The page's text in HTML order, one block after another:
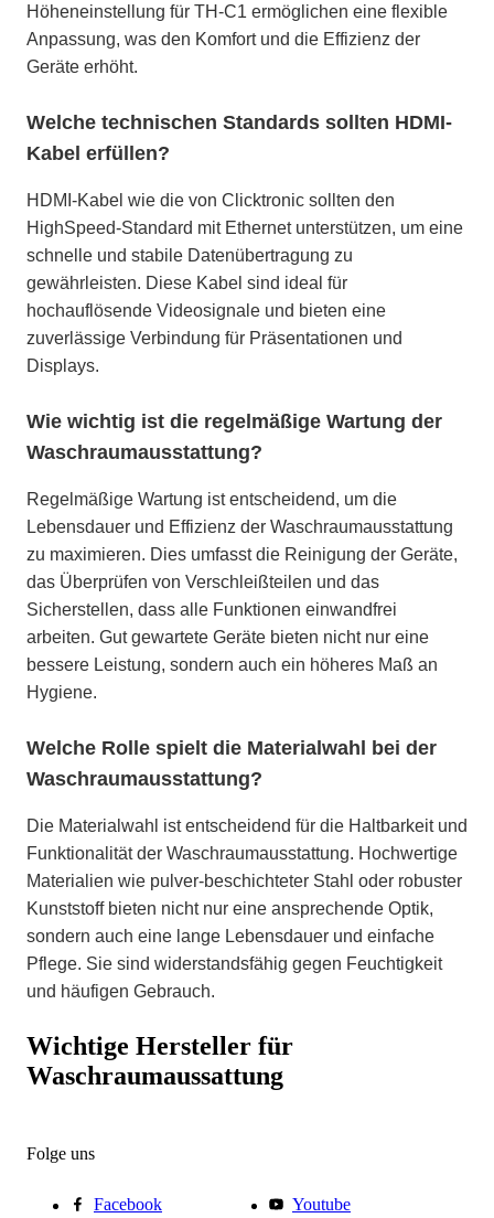
Höheneinstellung für TH-C1 ermöglichen eine flexible
Anpassung, was den Komfort und die Effizienz der
Geräte erhöht.
Welche technischen Standards sollten HDMI-
Kabel erfüllen?
HDMI-Kabel wie die von Clicktronic sollten den
HighSpeed-Standard mit Ethernet unterstützen, um eine
schnelle und stabile Datenübertragung zu
gewährleisten. Diese Kabel sind ideal für
hochauflösende Videosignale und bieten eine
zuverlässige Verbindung für Präsentationen und
Displays.
Wie wichtig ist die regelmäßige Wartung der
Waschraumausstattung?
Regelmäßige Wartung ist entscheidend, um die
Lebensdauer und Effizienz der Waschraumausstattung
zu maximieren. Dies umfasst die Reinigung der Geräte,
das Überprüfen von Verschleißteilen und das
Sicherstellen, dass alle Funktionen einwandfrei
arbeiten. Gut gewartete Geräte bieten nicht nur eine
bessere Leistung, sondern auch ein höheres Maß an
Hygiene.
Welche Rolle spielt die Materialwahl bei der
Waschraumausstattung?
Die Materialwahl ist entscheidend für die Haltbarkeit und
Funktionalität der Waschraumausstattung. Hochwertige
Materialien wie pulver-beschichteter Stahl oder robuster
Kunststoff bieten nicht nur eine ansprechende Optik,
sondern auch eine lange Lebensdauer und einfache
Pflege. Sie sind widerstandsfähig gegen Feuchtigkeit
und häufigen Gebrauch.
Wichtige Hersteller für
Waschraumaussattung
Folge uns
Facebook
Youtube